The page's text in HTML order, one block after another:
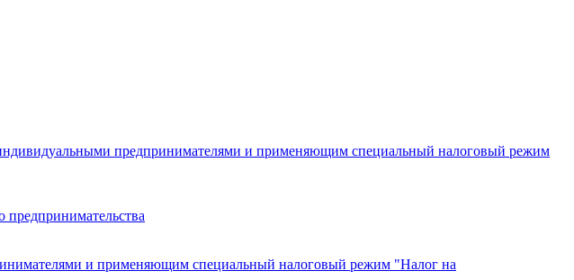
предпринимателями и применяющим специальный налоговый режим
предпринимательства
и применяющим специальный налоговый режим "Налог на